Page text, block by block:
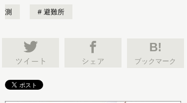
測 避難所
B!
ブックマーク